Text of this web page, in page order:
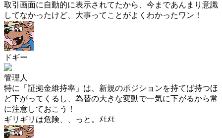
取引画面に自動的に表示されてたから、今まであんまり意識
してなかったけど、大事ってことがよくわかったワン！
ドギー
管理人
特に「証拠金維持率」は、新規のポジションを持てば持つほ
ど下がってくるし、為替の大きな変動で一気に下がるから常
に注意しておこう！
ギリギリは危険、、っと。ﾒﾓﾒﾓ